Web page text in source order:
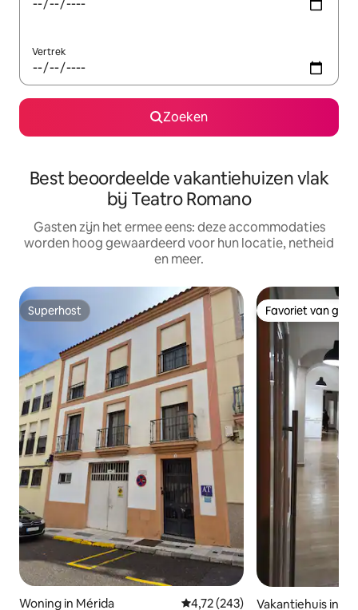
Vertrek
Zoeken
Best beoordeelde vakantiehuizen vlak
bij Teatro Romano
Gasten zijn het ermee eens: deze accommodaties
worden hoog gewaardeerd voor hun locatie, netheid
en meer.
Superhost
Superhost
Woning in Mérida Gemiddelde beoordeling van
4,72 (243)
Favoriet van
Favoriet van
Vakantiehuis in